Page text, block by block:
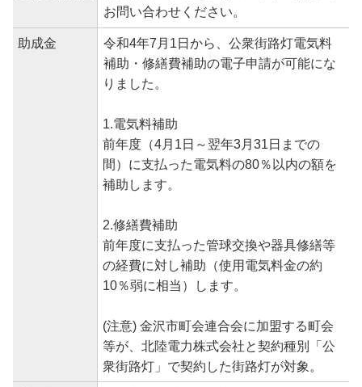
お問い合わせください。
助成金
令和4年7月1日から、公衆街路灯電気料
補助・修繕費補助の電子申請が可能にな
りました。
1.電気料補助
前年度（4月1日～翌年3月31日までの
間）に支払った電気料の80％以内の額を
補助します。
2.修繕費補助
前年度に支払った管球交換や器具修繕等
の経費に対し補助（使用電気料金の約
10％弱に相当）します。
(注意) 金沢市町会連合会に加盟する町会
等が、北陸電力株式会社と契約種別「公
衆街路灯」で契約した街路灯が対象。